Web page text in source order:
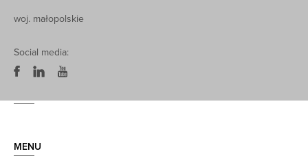
woj. małopolskie
Social media:
MENU